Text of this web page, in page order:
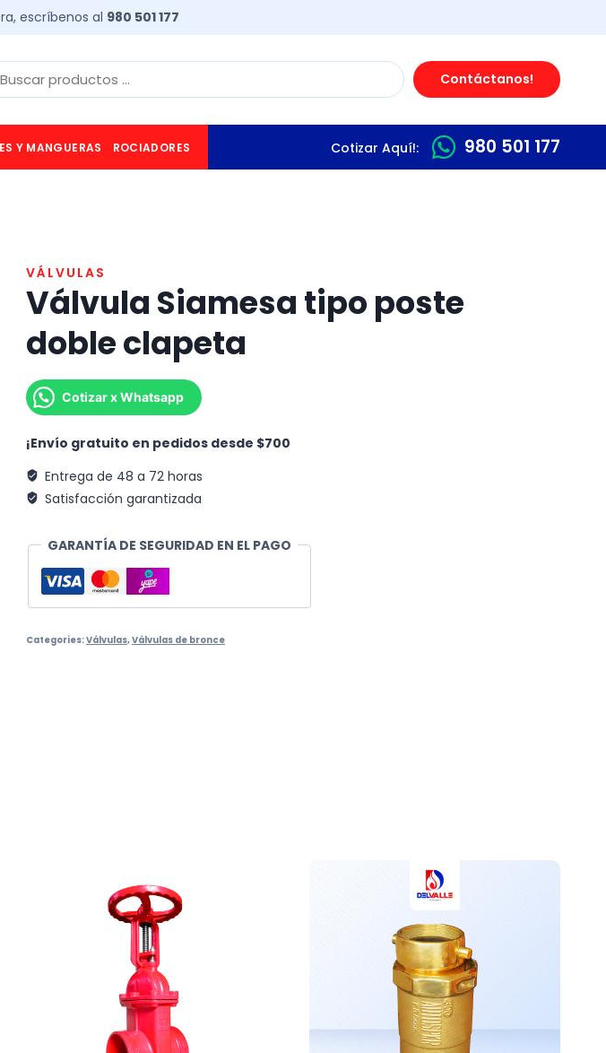
escríbenos al 980 501 177
Contáctanos!
Y MANGUERAS ROCIADORES Cotizar Aquí!: 980 501 177
VÁLVULAS
Válvula Siamesa tipo poste
doble clapeta
Cotizar x Whatsapp
¡Envío gratuito en pedidos desde $700
Entrega de 48 a 72 horas
Satisfacción garantizada
GARANTÍA DE SEGURIDAD EN EL PAGO
Categories:Válvulas,Válvulas de bronce